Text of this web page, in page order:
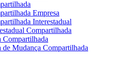
Empresa
Interestadual
Compartilhada
Compartilhada
de Mudança Compartilhada